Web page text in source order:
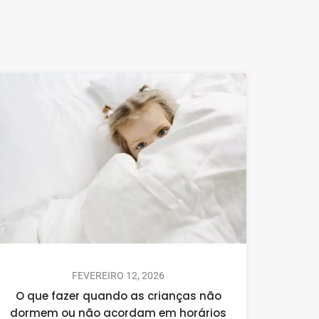
FEVEREIRO 12, 2026
O que fazer quando as crianças não
dormem ou não acordam em horários